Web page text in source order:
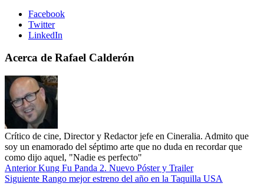
Facebook
Twitter
LinkedIn
Acerca de Rafael Calderón
Crítico de cine, Director y Redactor jefe en Cineralia. Admito que
soy un enamorado del séptimo arte que no duda en recordar que
como dijo aquel, "Nadie es perfecto"
AnteriorKung Fu Panda 2. Nuevo Póster y Trailer
Siguiente Rango mejor estreno del año en la Taquilla USA